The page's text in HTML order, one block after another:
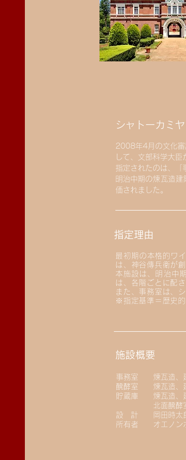
シャトーカミ
2008年4月の文化審
して、文部科学大
指定されたのは、「
明治中期の煉瓦造
価されました。
指定理由
施設概要
事務室 煉瓦造、建
醗酵室 煉瓦造、建
貯蔵庫 煉瓦造、建
北面醗酵室に接
設 計 岡田時太郎
所有者 オエノンホ
最初期の本格的ワ
は、神谷傳兵衛が
本施設は、明治中
は、各階ごとに配
また、事務室は、
※指定基準＝歴史